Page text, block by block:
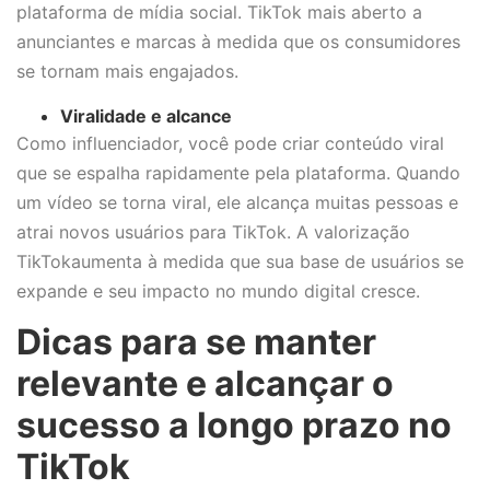
plataforma de mídia social. TikTok mais aberto a
anunciantes e marcas à medida que os consumidores
se tornam mais engajados.
Viralidade e alcance
Como influenciador, você pode criar conteúdo viral
que se espalha rapidamente pela plataforma. Quando
um vídeo se torna viral, ele alcança muitas pessoas e
atrai novos usuários para TikTok. A valorização
TikTokaumenta à medida que sua base de usuários se
expande e seu impacto no mundo digital cresce.
Dicas para se manter
relevante e alcançar o
sucesso a longo prazo no
TikTok